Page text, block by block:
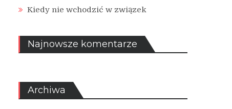
Kiedy nie wchodzić w związek
Najnowsze komentarze
Archiwa